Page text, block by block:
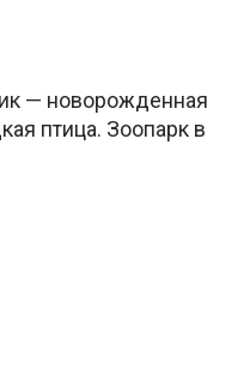
— новорожденная
птица. Зоопарк в